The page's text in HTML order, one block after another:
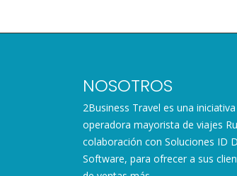
NOSOTROS
2Business Travel es una
operadora mayorista de viajes
colaboración con Soluciones ID
Software, para ofrecer a sus